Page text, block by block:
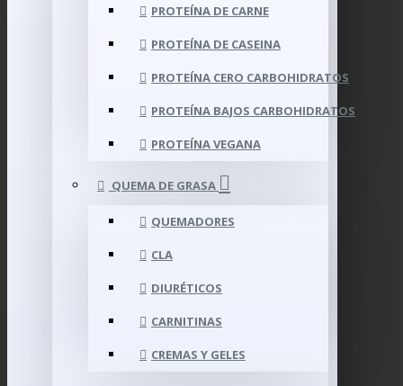
PROTEÍNA DE CARNE
PROTEÍNA DE CASEINA
PROTEÍNA CERO CARBOHIDRATOS
PROTEÍNA BAJOS CARBOHIDRATOS
PROTEÍNA VEGANA
QUEMA DE GRASA
QUEMADORES
CLA
DIURÉTICOS
CARNITINAS
CREMAS Y GELES